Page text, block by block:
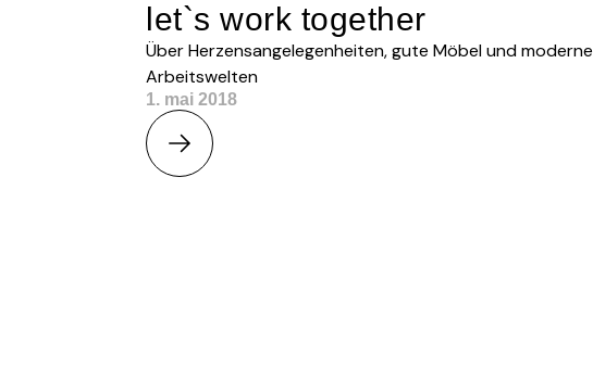
let`s work together
Über Herzensangelegenheiten, gute Möbel und moderne
Arbeitswelten
1. mai 2018